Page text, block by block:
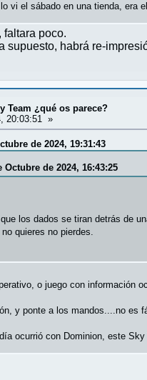
vi el sábado en una tienda,
faltara poco.
supuesto, habrá re-
Team ¿qué os parece?
20:03:51 »
de 2024, 19:31:43
de 2024, 16:43:25
los dados se tiran detrás de
quieres no pierdes.
o juego con información
y ponte a los mandos....no es
ocurrió con Dominion, este